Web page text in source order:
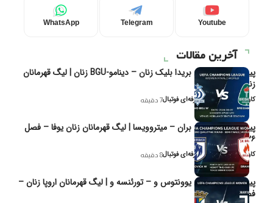
Youtube
Telegram
WhatsApp
آخرین مقالات
پیش‌بینی و تحلیل بریدا بلیک زنان – دینامو-BGU زنان | لیگ قهرمانان
زنان یوفا
کاوه نیک‌فر، تحلیل‌گر حرفه‌ای فوتبال7 دقیقه
پیش‌بینی و تحلیل بران – میتروویسا | لیگ قهرمانان زنان یوفا – فصل
۲۰۲۶
کاوه نیک‌فر، تحلیل‌گر حرفه‌ای فوتبال8 دقیقه
پیش‌بینی و تحلیل یوونتوس و – تورئنسه و | لیگ قهرمانان اروپا زنان –
فصل ۲۰۲۶